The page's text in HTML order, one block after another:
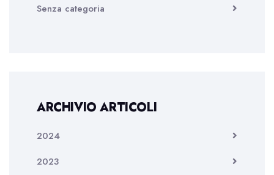
Senza categoria
ARCHIVIO ARTICOLI
2024
2023